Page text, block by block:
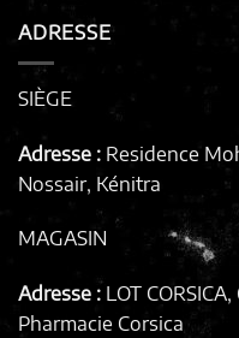
ADRESSE
SIÈGE
Adresse : Residence
Nossair, Kénitra
MAGASIN
Adresse : LOT
Pharmacie Corsica